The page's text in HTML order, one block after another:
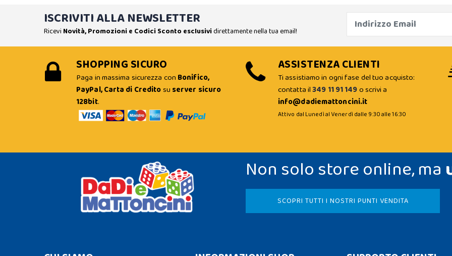
ISCRIVITI ALLA NEWSLETTER
Ricevi Novità, Promozioni e Codici Sconto esclusividirettamente nella tua email!
SHOPPING SICURO
Paga in massima sicurezza con Bonifico,
PayPal, Carta di Creditosu server sicuro
128bit.
ASSISTENZA CLIENTI
Ti assistiamo in ogni fase del tuo acquisto:
contatta il349 11 91 149o scrivi a
info@dadiemattoncini.it
Attivo dal Lunedì al Venerdì dalle 9:30 alle 16:30
Non solo store online, ma
SCOPRI TUTTI I NOSTRI PUNTI VENDITA